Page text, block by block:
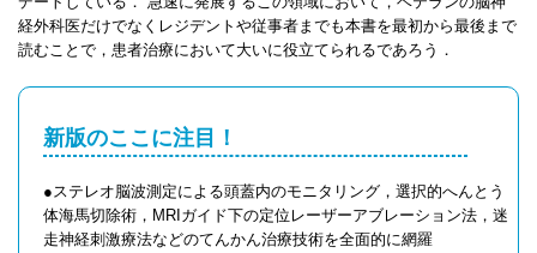
経外科医だけでなくレジデントや従事者までも本書を最初から最後まで
読むことで，患者治療において大いに役立てられるであろう．
新版のここに注目！
●ステレオ脳波測定による頭蓋内のモニタリング，選択的へんとう
体海馬切除術，MRIガイド下の定位レーザーアブレーション法，迷
走神経刺激療法などのてんかん治療技術を全面的に網羅